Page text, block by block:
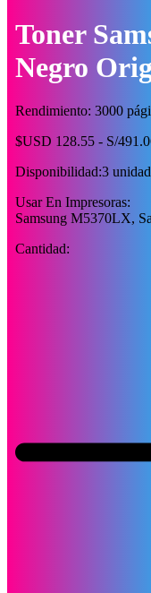
Toner
Negro
Rendimiento: 3000
$USD 128.55 - S/
Disponibilidad:3
Usar En Impresoras:
Samsung M5370LX,
Cantidad: